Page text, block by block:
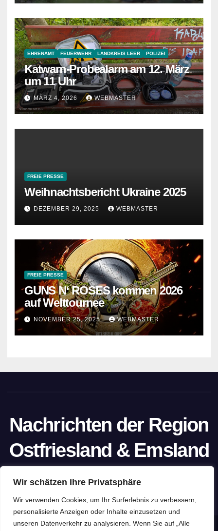
Wir schätzen Ihre Privatsphäre
Wir verwenden Cookies, um Ihr Surferlebnis zu verbessern,
personalisierte Anzeigen oder Inhalte einzusetzen und
unseren Datenverkehr zu analysieren. Wenn Sie auf „Alle
EHRENAMT FEUERWEHR LANDKREIS LEER POLIZEI
Katwarn-Probealarm am 12. März
um 11 Uhr
MÄRZ 4, 2026 WEBMASTER
FREIE PRESSE
Weihnachtsbericht Ukraine 2025
DEZEMBER 29, 2025 WEBMASTER
FREIE PRESSE
GUNS N‘ ROSES kommen 2026
auf Welttournee
NOVEMBER 25, 2025 WEBMASTER
Nachrichten der Region
Ostfriesland & Emsland